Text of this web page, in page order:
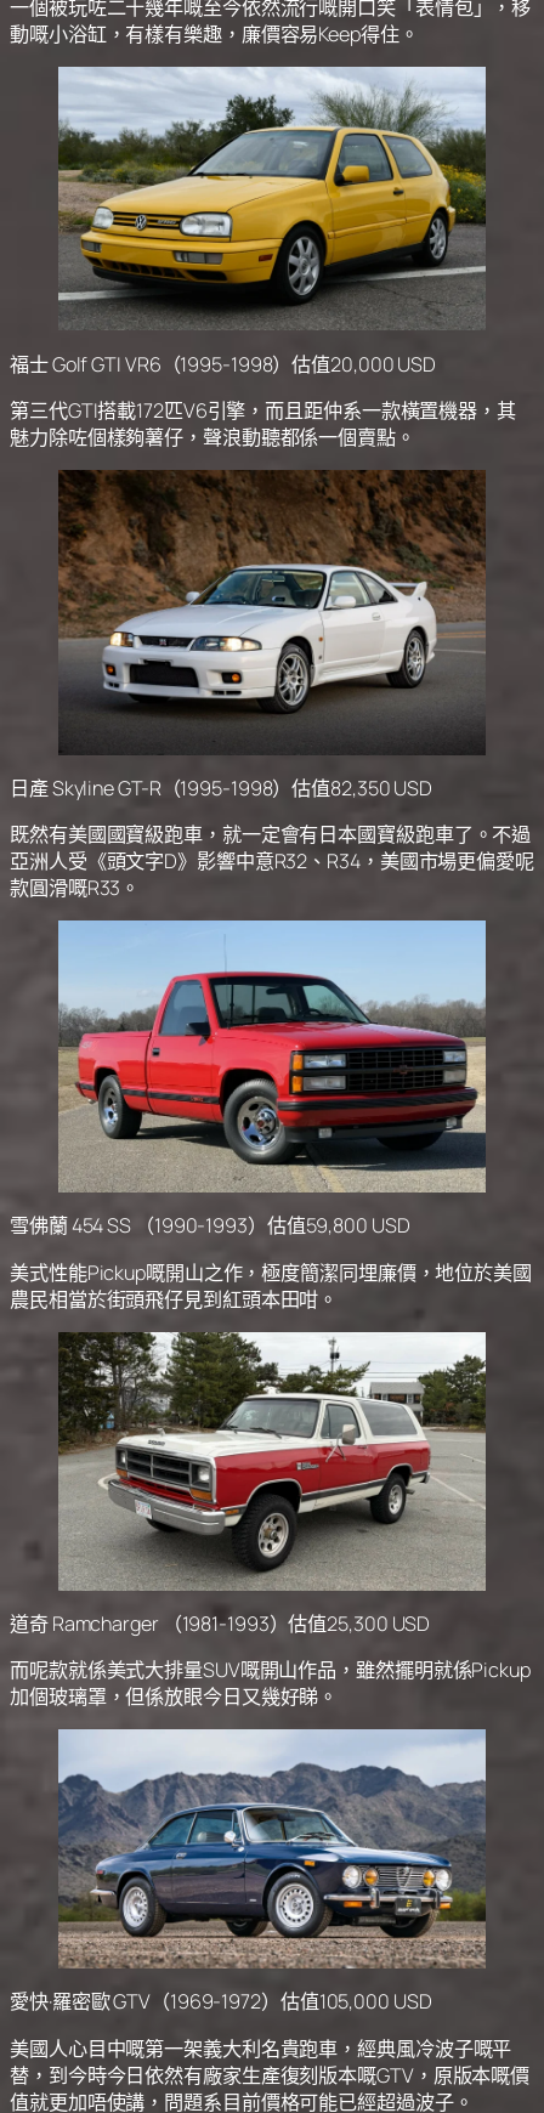
一個被玩咗二十幾年嘅至今依然流行嘅開口笑「表情包」，移
動嘅小浴缸，有樣有樂趣，廉價容易Keep得住。
福士 Golf GTI VR6（1995-1998）估值20,000 USD
第三代GTI搭載172匹V6引擎，而且距仲系一款橫置機器，其
魅力除咗個樣夠薯仔，聲浪動聽都係一個賣點。
日產 Skyline GT-R（1995-1998）估值82,350 USD
既然有美國國寶級跑車，就一定會有日本國寶級跑車了。不過
亞洲人受《頭文字D》影響中意R32、R34，美國市場更偏愛呢
款圓滑嘅R33。
雪佛蘭 454 SS （1990-1993）估值59,800 USD
美式性能Pickup嘅開山之作，極度簡潔同埋廉價，地位於美國
農民相當於街頭飛仔見到紅頭本田咁。
道奇 Ramcharger （1981-1993）估值25,300 USD
而呢款就係美式大排量SUV嘅開山作品，雖然擺明就係Pickup
加個玻璃罩，但係放眼今日又幾好睇。
愛快·羅密歐 GTV（1969-1972）估值105,000 USD
美國人心目中嘅第一架義大利名貴跑車，經典風冷波子嘅平
替，到今時今日依然有廠家生產復刻版本嘅GTV，原版本嘅價
值就更加唔使講，問題系目前價格可能已經超過波子。